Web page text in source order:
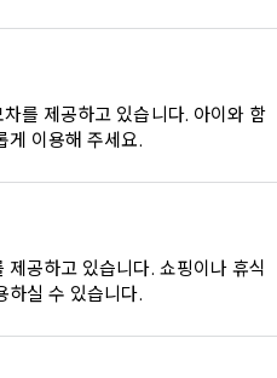
를 제공하고 있습니다. 아이와 함
게 이용해 주세요.
제공하고 있습니다. 쇼핑이나 휴식
하실 수 있습니다.